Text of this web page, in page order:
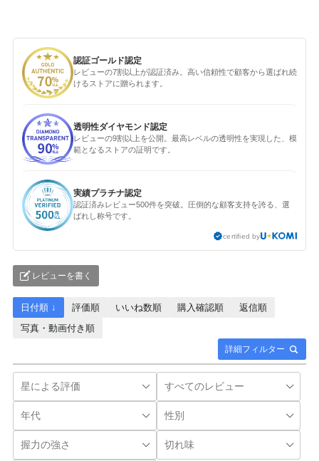
認証ゴールド認定
レビューの7割以上が認証済み。高い信頼性で顧客から選ばれ続
けるストアに贈られます。
透明性ダイヤモンド認定
レビューの9割以上を公開。最高レベルの透明性を実現した、模
範となるストアの証明です。
実績プラチナ認定
認証済みレビュー500件を突破。圧倒的な顧客支持を誇る、選
ばれし称号です。
certified by
レビューを書く
詳細フィルター
日付順 ↓ 評価順 いいね数順 購入確認順
返信順
写真・動画付き順